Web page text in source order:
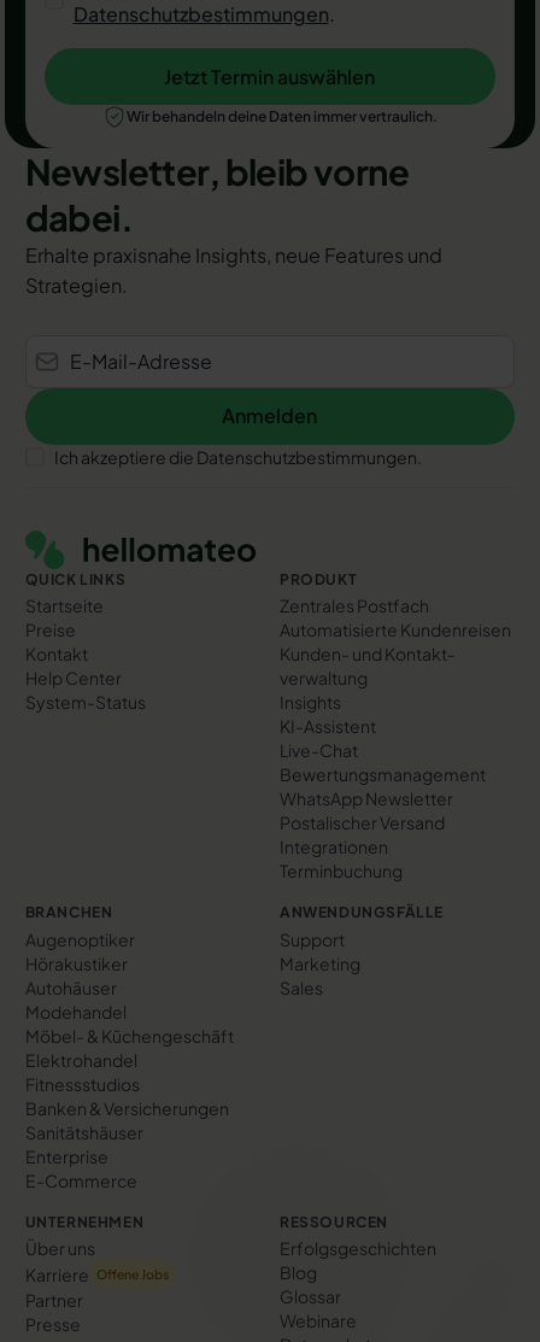
Datenschutzbestimmungen.
Jetzt Termin auswählen
Jetzt Termin auswählen
Wir behandeln deine Daten immer vertraulich.
Newsletter, bleib vorne
dabei.
Erhalte praxisnahe Insights, neue Features und
Strategien.
Anmelden
Anmelden
Ich akzeptiere die Datenschutzbestimmungen.
QUICK LINKS
Startseite
Preise
Kontakt
Help Center
System-Status
PRODUKT
Zentrales Postfach
Automatisierte Kundenreisen
Kunden- und Kontakt­
verwaltung
Insights
KI-Assistent
Live-Chat
Bewertungs­management
WhatsApp Newsletter
Postalischer Versand
Integrationen
Terminbuchung
BRANCHEN
Augenoptiker
Hörakustiker
Autohäuser
Modehandel
Möbel- & Küchengeschäft
Elektrohandel
Fitnessstudios
Banken & Versicherungen
Sanitätshäuser
Enterprise
E-Commerce
ANWENDUNGSFÄLLE
Support
Marketing
Sales
UNTERNEHMEN
Über uns
Karriere
Offene Jobs
Partner
Presse
RESSOURCEN
Erfolgs­geschichten
Blog
Glossar
Webinare